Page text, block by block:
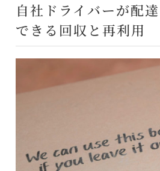
自社ドライバーが配
できる回収と再利用